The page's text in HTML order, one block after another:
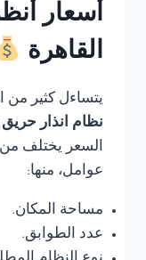
أسعار
القاهرة
يتساءل كثير من
نظام انذار حريق Thorn في القاهرة
السعر يختلف
عوامل، منها:
مساحة المكان.
عدد الطوابق.